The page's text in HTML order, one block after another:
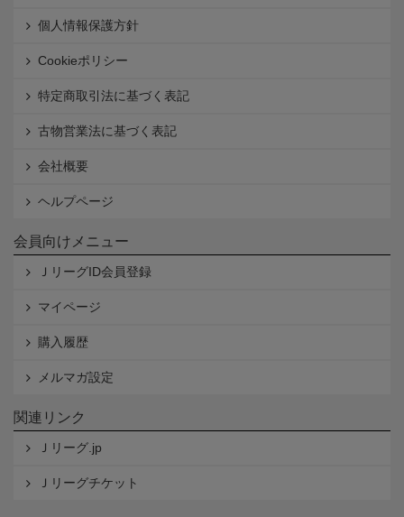
個人情報保護方針
Cookieポリシー
特定商取引法に基づく表記
古物営業法に基づく表記
会社概要
ヘルプページ
会員向けメニュー
ＪリーグID会員登録
マイページ
購入履歴
メルマガ設定
関連リンク
Ｊリーグ.jp
Ｊリーグチケット